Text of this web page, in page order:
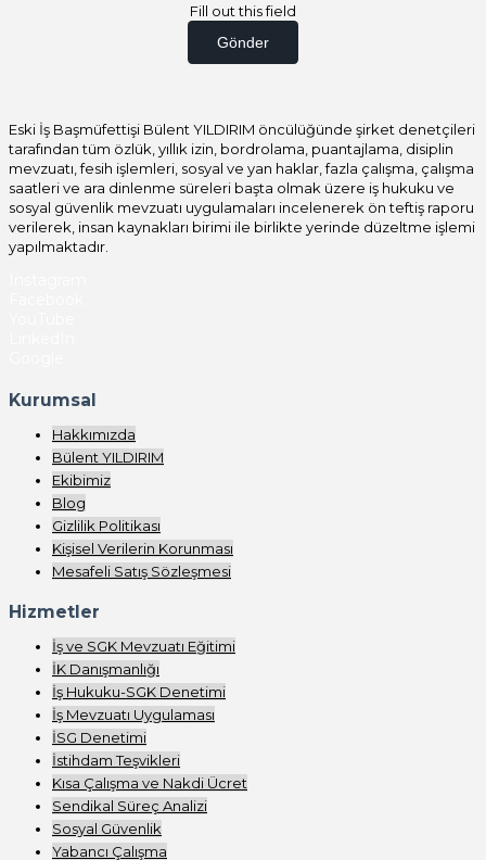
Fill out this field
Gönder
Eski İş Başmüfettişi Bülent YILDIRIM öncülüğünde şirket denetçileri
tarafından tüm özlük, yıllık izin, bordrolama, puantajlama, disiplin
mevzuatı, fesih işlemleri, sosyal ve yan haklar, fazla çalışma, çalışma
saatleri ve ara dinlenme süreleri başta olmak üzere iş hukuku ve
sosyal güvenlik mevzuatı uygulamaları incelenerek ön teftiş raporu
verilerek, insan kaynakları birimi ile birlikte yerinde düzeltme işlemi
yapılmaktadır.
Kurumsal
Hakkımızda
Bülent YILDIRIM
Ekibimiz
Blog
Gizlilik Politikası
Kişisel Verilerin Korunması
Mesafeli Satış Sözleşmesi
Hizmetler
İş ve SGK Mevzuatı Eğitimi
İK Danışmanlığı
İş Hukuku-SGK Denetimi
İş Mevzuatı Uygulaması
İSG Denetimi
İstihdam Teşvikleri
Kısa Çalışma ve Nakdi Ücret
Sendikal Süreç Analizi
Sosyal Güvenlik
Yabancı Çalışma